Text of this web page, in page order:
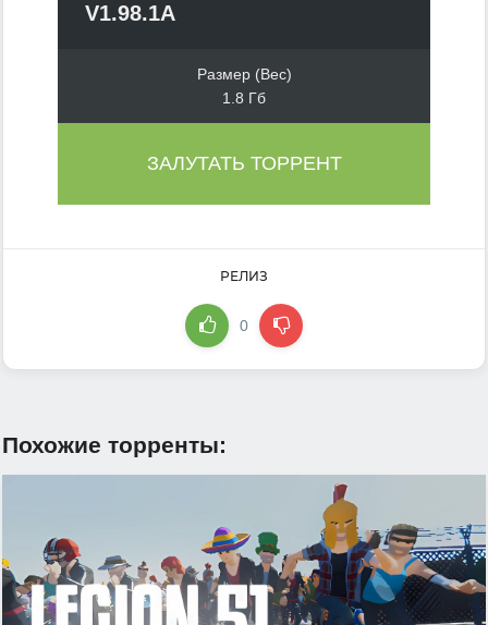
V1.98.1A
Размер (Вес)
1.8 Гб
ЗАЛУТАТЬ ТОРРЕНТ
РЕЛИЗ
0
Похожие торренты: